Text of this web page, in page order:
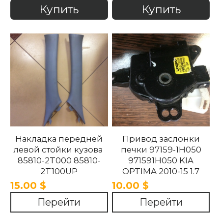
Купить Купить
Накладка передней
левой стойки кузова
85810-2T000 85810-
2T100UP
858102T100UP
858102T000 Kia
Optima 2010 -2015.
15.00 $
Перейти
Привод заслонки
печки 97159-1H050
971591H050 KIA
OPTIMA 2010-15 1.7
10.00 $
Перейти